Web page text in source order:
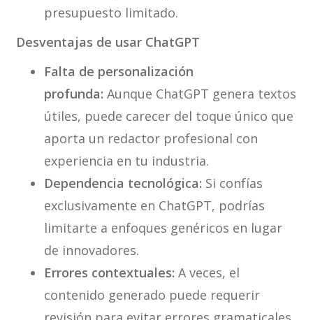
presupuesto limitado.
Desventajas de usar ChatGPT
Falta de personalización
profunda: Aunque ChatGPT genera textos
útiles, puede carecer del toque único que
aporta un redactor profesional con
experiencia en tu industria.
Dependencia tecnológica: Si confías
exclusivamente en ChatGPT, podrías
limitarte a enfoques genéricos en lugar
de innovadores.
Errores contextuales: A veces, el
contenido generado puede requerir